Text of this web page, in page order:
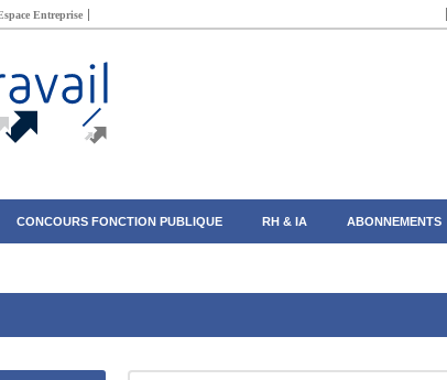
Entreprise
CONCOURS FONCTION PUBLIQUE RH & IA ABONNEMENTS